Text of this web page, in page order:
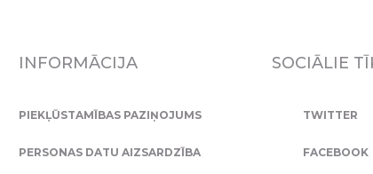
INFORMĀCIJA
PIEKĻŪSTAMĪBAS PAZIŅOJUMS
PERSONAS DATU AIZSARDZĪBA
SOCIĀLIE
TWITTER
FACEBOOK